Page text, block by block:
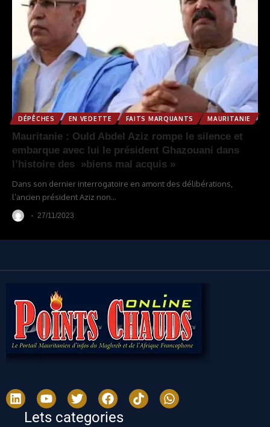
DÉPÊCHES EN VEDETTE FAITS MARQUANTS MAURITANIE
Mauritanie : Ould Abdel Aziz rompe le silence et
embarque avec lui le président Ghazouani dans
l’histoire des »biens mal acquis »
Dans son dernier interrogatoire en amont des délibérations,
l’ancien président Aziz non…
27/11/2023
Lets categories